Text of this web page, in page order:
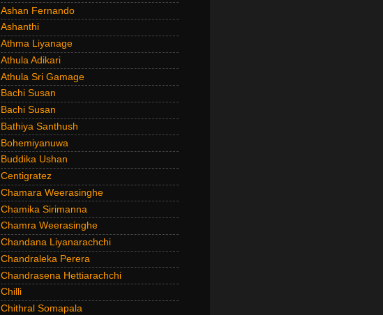
Ashan Fernando
Ashanthi
Athma Liyanage
Athula Adikari
Athula Sri Gamage
Bachi Susan
Bachi Susan
Bathiya Santhush
Bohemiyanuwa
Buddika Ushan
Centigratez
Chamara Weerasinghe
Chamika Sirimanna
Chamra Weerasinghe
Chandana Liyanarachchi
Chandraleka Perera
Chandrasena Hettiarachchi
Chilli
Chithral Somapala